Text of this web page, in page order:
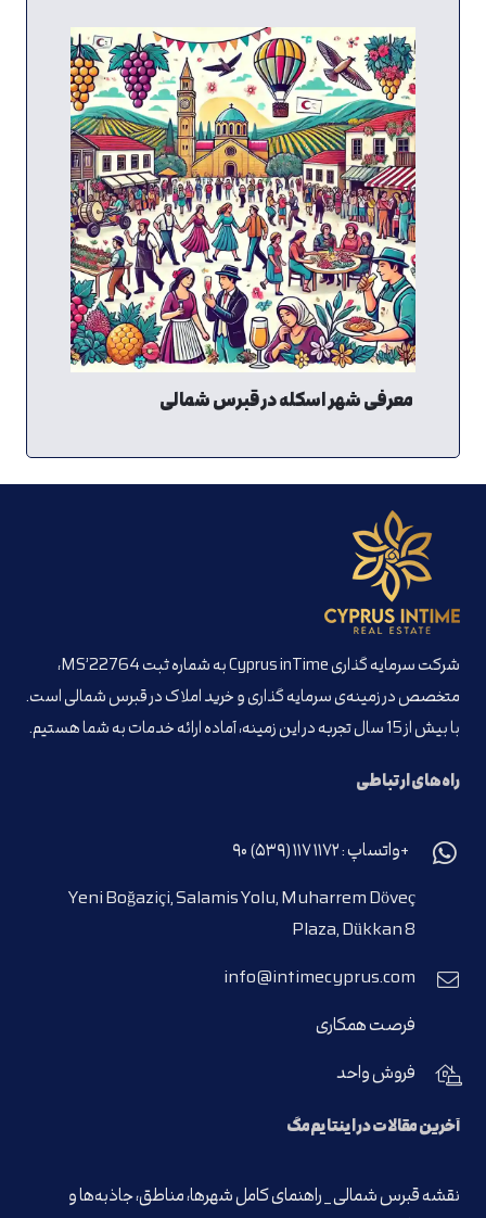
معرفی شهر اسکله در قبرس شمالی
شرکت سرمایه گذاری Cyprus inTime به شماره ثبت MS’22764،
متخصص در زمینه‌ی سرمایه گذاری و خرید املاک در قبرس شمالی است.
با بیش از 15 سال تجربه در این زمینه، آماده ارائه خدمات به شما هستیم.
راه‌های ارتباطی
+واتساپ : ۱۱۷۲ ۱۱۷ (۵۳۹) ۹۰
Yeni Boğaziçi, Salamis Yolu, Muharrem Döveç
Plaza, Dükkan 8
info@intimecyprus.com
فرصت همکاری
فروش واحد
آخرین مقالات در اینتایم‌مگ
نقشه قبرس شمالی _ راهنمای کامل شهرها، مناطق، جاذبه‌ها و